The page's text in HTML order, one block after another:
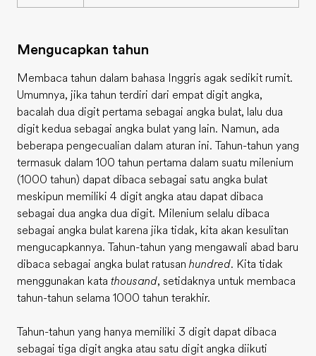
Mengucapkan tahun
Membaca tahun dalam bahasa Inggris agak sedikit rumit.
Umumnya, jika tahun terdiri dari empat digit angka,
bacalah dua digit pertama sebagai angka bulat, lalu dua
digit kedua sebagai angka bulat yang lain. Namun, ada
beberapa pengecualian dalam aturan ini. Tahun-tahun yang
termasuk dalam 100 tahun pertama dalam suatu milenium
(1000 tahun) dapat dibaca sebagai satu angka bulat
meskipun memiliki 4 digit angka atau dapat dibaca
sebagai dua angka dua digit. Milenium selalu dibaca
sebagai angka bulat karena jika tidak, kita akan kesulitan
mengucapkannya. Tahun-tahun yang mengawali abad baru
dibaca sebagai angka bulat ratusan hundred. Kita tidak
menggunakan kata thousand, setidaknya untuk membaca
tahun-tahun selama 1000 tahun terakhir.
Tahun-tahun yang hanya memiliki 3 digit dapat dibaca
sebagai tiga digit angka atau satu digit angka diikuti